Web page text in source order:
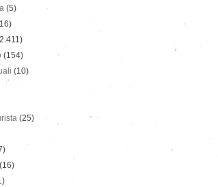
(5)
(154)
(10)
(25)
(16)